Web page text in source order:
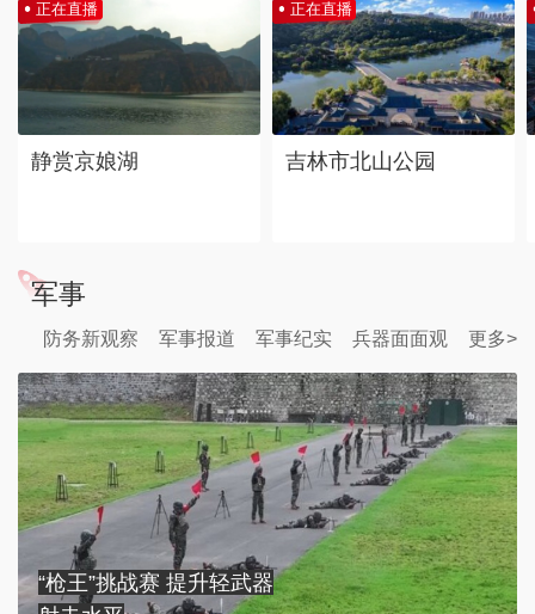
正在直播
静赏京娘湖
正在直播
吉林市北山公园
军事
防务新观察 军事报道 军事纪实 兵器面面观 更多>
“枪王”挑战赛 提升轻武器